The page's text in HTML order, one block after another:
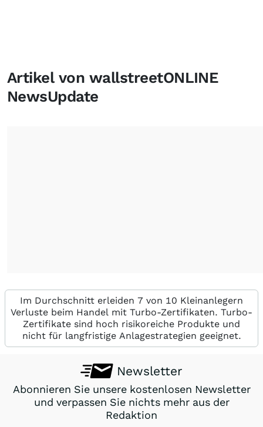
Artikel von wallstreetONLINE
NewsUpdate
Im Durchschnitt erleiden 7 von 10 Kleinanlegern
Verluste beim Handel mit Turbo-Zertifikaten. Turbo-
Zertifikate sind hoch risikoreiche Produkte und
nicht für langfristige Anlagestrategien geeignet.
Newsletter
Abonnieren Sie unsere kostenlosen Newsletter
und verpassen Sie nichts mehr aus der
Redaktion